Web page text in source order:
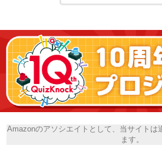
Amazonのアソシエイトとして、当サイトは
ます。